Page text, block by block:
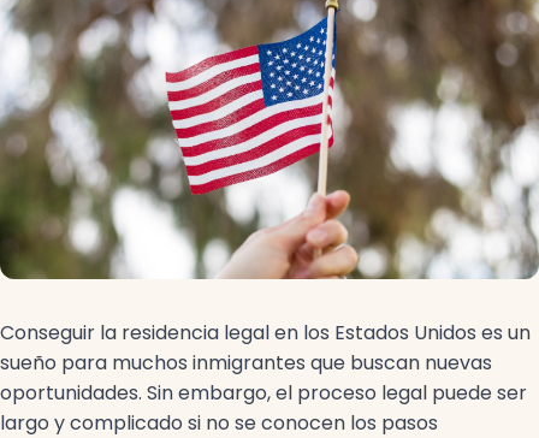
Conseguir la residencia legal en los Estados Unidos es un
sueño para muchos inmigrantes que buscan nuevas
oportunidades. Sin embargo, el proceso legal puede ser
largo y complicado si no se conocen los pasos